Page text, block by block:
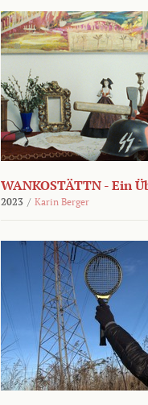
WANKOSTÄTTN - Ein
2023 / Karin Berger